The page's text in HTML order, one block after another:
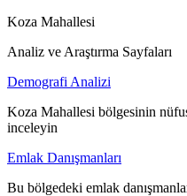
Koza Mahallesi
Analiz ve Araştırma Sayfaları
Demografi Analizi
Koza Mahallesi bölgesinin
inceleyin
Emlak Danışmanları
Bu bölgedeki emlak